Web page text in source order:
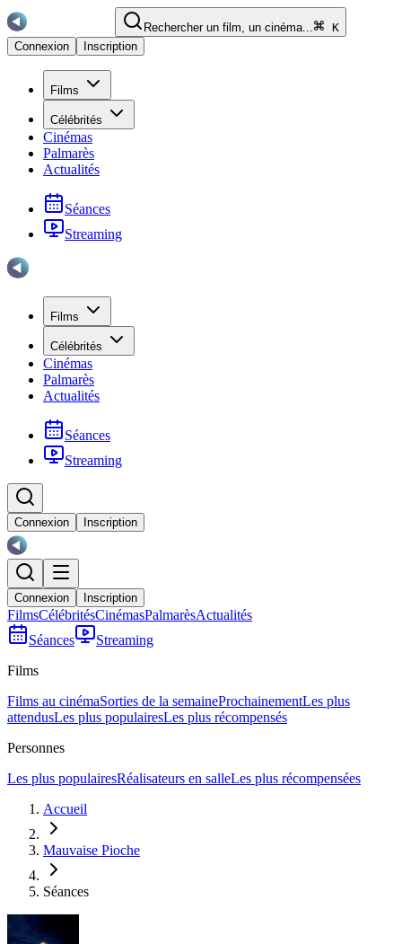
Rechercher un film, un cinéma...
K
Connexion
Inscription
Films
Célébrités
Cinémas
Palmarès
Actualités
Séances
Streaming
Films
Célébrités
Cinémas
Palmarès
Actualités
Séances
Streaming
Connexion Inscription
Connexion Inscription
FilmsCélébritésCinémasPalmarèsActualités
Séances
Streaming
Films
Films au cinémaSorties de la semaineProchainementLes plus
attendusLes plus populairesLes plus récompensés
Personnes
Les plus populairesRéalisateurs en salleLes plus récompensées
Accueil
Mauvaise Pioche
Séances